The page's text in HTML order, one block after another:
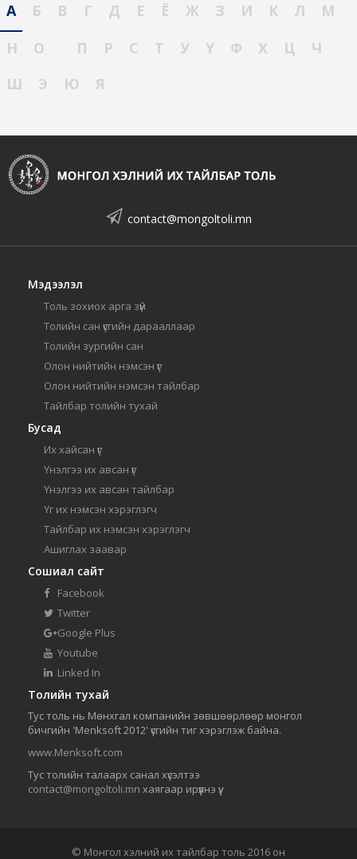
А Б В Г Д Е Ё Ж З И К Л
М
Н
О П Р С Т У Ү Ф Х Ц
Ч
Ш
Э Ю Я
contact@mongoltoli.mn
Мэдээлэл
Толь зохиох арга зүй
Толийн сан үсгийн дарааллаар
Толийн зургийн сан
Олон нийтийн нэмсэн үг
Олон нийтийн нэмсэн тайлбар
Тайлбар толийн тухай
Бусад
Их хайсан үг
Үнэлгээ их авсан үг
Үнэлгээ их авсан тайлбар
Үг их нэмсэн хэрэглэгч
Тайлбар их нэмсэн хэрэглэгч
Ашиглах заавар
Сошиал сайт
Facebook
Twitter
Google Plus
Youtube
Linked In
Толийн тухай
Тус толь нь Мөнхгал компанийн зөвшөөрлөөр монгол
бичгийн 'Menksoft 2012' үсгийн тиг хэрэглэж байна.
www.Menksoft.com
Тус толийн талаарх санал хүсэлтээ
contact@mongoltoli.mn хаягаар ирүүлнэ үү.
© Монгол хэлний их тайлбар толь 2016 он